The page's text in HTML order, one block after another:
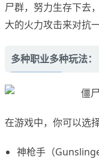
尸群，努力生存下去
大的火力攻击来对抗
多种职业多种玩法：
在游戏中，你可以选
神枪手（